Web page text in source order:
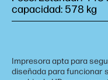
capacidad: 578 kg
Impresora apta para
diseñada para funcionar